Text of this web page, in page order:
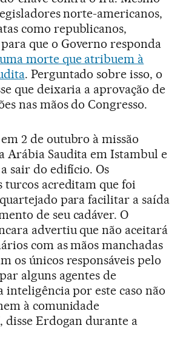
norte-americanos,
como republicanos,
que o Governo responda
uma morte que atribuem à
. Perguntado sobre isso, o
que deixaria a aprovação de
nas mãos do Congresso.
2 de outubro à missão
Arábia Saudita em Istambul e
sair do edifício. Os
turcos acreditam que foi
para facilitar a saída
de seu cadáver. O
advertiu que não aceitará
com as mãos manchadas
os únicos responsáveis pelo
alguns agentes de
inteligência por este caso não
à comunidade
disse Erdogan durante a